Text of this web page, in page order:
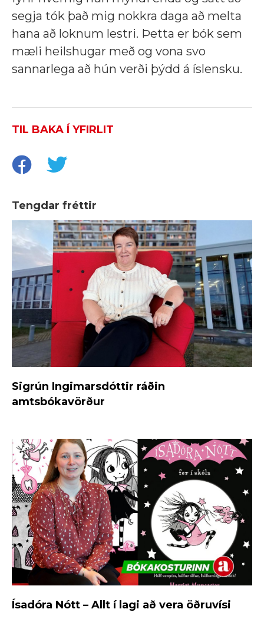
segja tók það mig nokkra daga að melta
hana að loknum lestri. Þetta er bók sem
mæli heilshugar með og vona svo
sannarlega að hún verði þýdd á íslensku.
TIL BAKA Í YFIRLIT
Tengdar fréttir
Sigrún Ingimarsdóttir ráðin
amtsbókavörður
Ísadóra Nótt – Allt í lagi að vera öðruvísi